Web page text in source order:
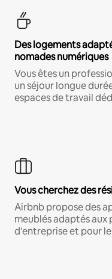
Des logements
nomades numériques
Vous êtes un
un séjour longue
espaces de travail
Vous cherchez des
Airbnb propose des
meublés adaptés aux
d'entreprise et pour